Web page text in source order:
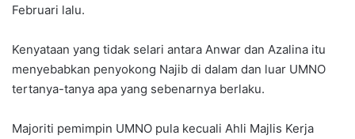
Februari lalu.
Kenyataan yang tidak selari antara Anwar dan Azalina itu
menyebabkan penyokong Najib di dalam dan luar UMNO
tertanya-tanya apa yang sebenarnya berlaku.
Majoriti pemimpin UMNO pula kecuali Ahli Majlis Kerja